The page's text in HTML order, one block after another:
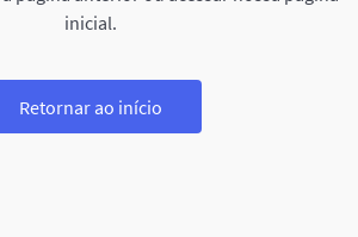
inicial.
Retornar ao início